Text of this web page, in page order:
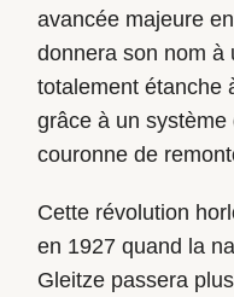
avancée majeure
donnera son nom à
totalement étanche
grâce à un
couronne de
Cette révolution
en 1927 quand la
Gleitze passera